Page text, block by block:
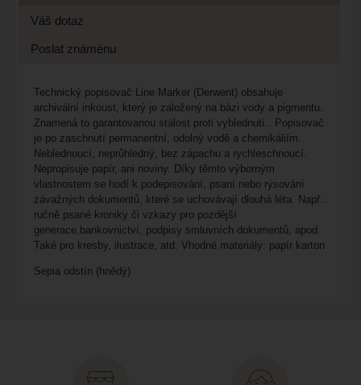
Váš dotaz
Poslat známénu
Technický popisovač Line Marker (Derwent) obsahuje
archivální inkoust, který je založený na bázi vody a pigmentu.
Znamená to garantovanou stálost proti vyblednutí.. Popisovač
je po zaschnutí permanentní, odolný vodě a chemikáliím.
Neblednoucí, neprůhledný, bez zápachu a rychleschnoucí.
Nepropisuje papír, ani noviny. Díky těmto výborným
vlastnostem se hodí k podepisování, psaní nebo rýsování
závažných dokumentů, které se uchovávají dlouhá léta. Např.:
ručně psané kroniky či vzkazy pro pozdější
generace,bankovnictví, podpisy smluvních dokumentů, apod.
Také pro kresby, ilustrace, atd. Vhodné materiály: papír karton
Sepia odstín (hnědý)